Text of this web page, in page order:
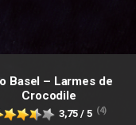
Basel – Larmes de
Crocodile
3,75 / 5 (4)